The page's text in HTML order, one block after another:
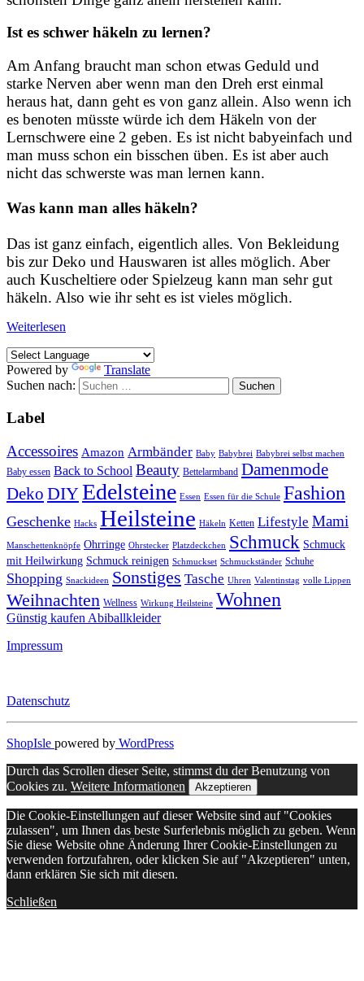
Ist es schwer häkeln zu lernen?
Am Anfang braucht man schon etwas Geduld und
starke Nerven aber wenn man den Dreh erst einmal
heraus hat, dann geht es von ganz allein. Also wenn ich
es benoten müsste würde ich dem Häkeln von der
Lernschwere eine 2 geben. Es ist nicht babyeinfach und
man muss schon ein bisschen üben. Es ist aber auch
nicht das schwerste was man lernen kann.
Was kann man alles häkeln?
Das ist ganz einfach, eigentlich alles. Von Bekleidung
bis zur Deko und Hauswaren ist alles möglich. Aber
auch Kuscheltiere oder Spielzeug kann man sehr gut
häkeln. Also wie ihr seht es ist vieles möglich.
Weiterlesen
Powered by
Translate
Suchen nach:
Label
Accessoires Amazon Armbänder Baby Babybrei Babybrei selbst machen
Baby essen Back to School Beauty Bettelarmband Damenmode
Deko DIYEdelsteine Essen Essen für die Schule Fashion
Geschenke Hacks Heilsteine Häkeln Ketten Lifestyle Mami
Manschettenknöpfe Ohrringe Ohrstecker Platzdeckchen Schmuck Schmuck
mit Heilwirkung Schmuck reinigen Schmuckset Schmuckständer Schuhe
Shopping Snackideen Sonstiges Tasche Uhren Valentinstag volle Lippen
Weihnachten Wellness Wirkung Heilsteine Wohnen
Günstig kaufen Abiballkleider
Impressum
Datenschutz
ShopIsle powered by WordPress
Durch das Scrollen dieser Seite, stimmst du der Benutzung von
Cookies zu. Weitere Informationen Akzeptieren
Die Cookie-Einstellungen auf dieser Website sind auf "Cookies
zulassen", um Ihnen das beste Surferlebnis möglich zu geben. Wenn
Sie diese Website ohne Änderung Ihrer Cookie-Einstellungen zu
verwenden fortzufahren, oder klicken Sie auf "Akzeptieren" unten,
dann erklären Sie sich mit diesen.
Schließen